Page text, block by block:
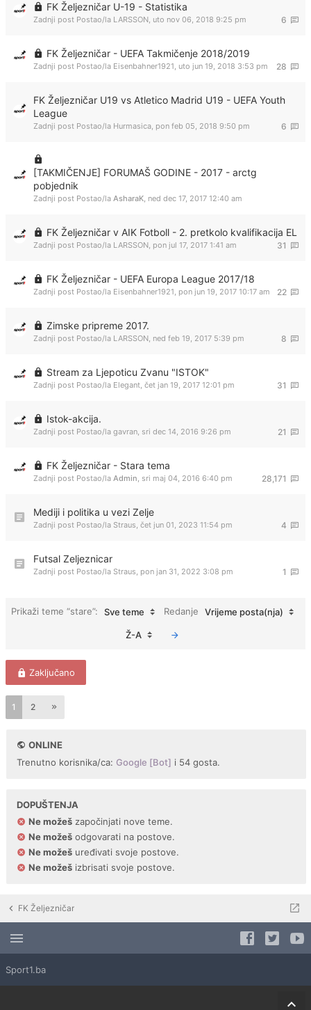
FK Željezničar U-19 - Statistika
6
Zadnji post Postao/la LARSSON, uto nov 06, 2018 9:25 pm
FK Željezničar - UEFA Takmičenje 2018/2019
28
Zadnji post Postao/la Eisenbahner1921, uto jun 19, 2018 3:53 pm
FK Željezničar U19 vs Atletico Madrid U19 - UEFA Youth
League
6
Zadnji post Postao/la Hurmasica, pon feb 05, 2018 9:50 pm
[TAKMIČENJE] FORUMAŠ GODINE - 2017 - arctg
pobjednik
Zadnji post Postao/la AsharaK, ned dec 17, 2017 12:40 am
FK Željezničar v AIK Fotboll - 2. pretkolo kvalifikacija EL
31
Zadnji post Postao/la LARSSON, pon jul 17, 2017 1:41 am
FK Željezničar - UEFA Europa League 2017/18
22
Zadnji post Postao/la Eisenbahner1921, pon jun 19, 2017 10:17 am
Zimske pripreme 2017.
8
Zadnji post Postao/la LARSSON, ned feb 19, 2017 5:39 pm
Stream za Ljepoticu Zvanu "ISTOK"
31
Zadnji post Postao/la Elegant, čet jan 19, 2017 12:01 pm
Istok-akcija.
21
Zadnji post Postao/la gavran, sri dec 14, 2016 9:26 pm
FK Željezničar - Stara tema
28,171
Zadnji post Postao/la Admin, sri maj 04, 2016 6:40 pm
Mediji i politika u vezi Zelje
4
Zadnji post Postao/la Straus, čet jun 01, 2023 11:54 pm
Futsal Zeljeznicar
1
Zadnji post Postao/la Straus, pon jan 31, 2022 3:08 pm
Prikaži teme “stare”: Sve teme Redanje Vrijeme posta(nja)
Ž-A
Zaključano
1 2
ONLINE
Trenutno korisnika/ca: Google [Bot] i 54 gosta.
DOPUŠTENJA
Ne možeš započinjati nove teme.
Ne možeš odgovarati na postove.
Ne možeš uređivati svoje postove.
Ne možeš izbrisati svoje postove.
FK Željezničar
Sport1.ba